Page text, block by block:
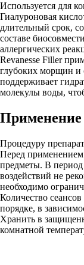
Используется для
Гиалуроновая
длительный срок,
составе
аллергических
Revanesse Filler
глубоких морщин и
поддерживает
молекулы воды,
Применение
Процедуру
Перед применением
предметы. В
воздействий не
необходимо
Количество
порядке, в
Хранить в
комнатной